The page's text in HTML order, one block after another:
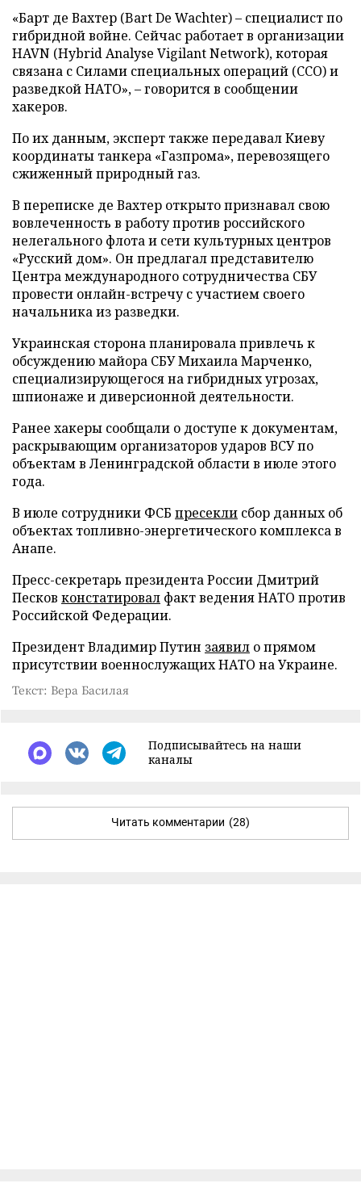
«Барт де Вахтер (Bart De Wachter) – специалист по
гибридной войне. Сейчас работает в организации
HAVN (Hybrid Analyse Vigilant Network), которая
связана с Силами специальных операций (ССО) и
разведкой НАТО», – говорится в сообщении
хакеров.
По их данным, эксперт также передавал Киеву
координаты танкера «Газпрома», перевозящего
сжиженный природный газ.
В переписке де Вахтер открыто признавал свою
вовлеченность в работу против российского
нелегального флота и сети культурных центров
«Русский дом». Он предлагал представителю
Центра международного сотрудничества СБУ
провести онлайн-встречу с участием своего
начальника из разведки.
Украинская сторона планировала привлечь к
обсуждению майора СБУ Михаила Марченко,
специализирующегося на гибридных угрозах,
шпионаже и диверсионной деятельности.
Ранее хакеры сообщали о доступе к документам,
раскрывающим организаторов ударов ВСУ по
объектам в Ленинградской области в июле этого
года.
В июле сотрудники ФСБ пресекли сбор данных об
объектах топливно-энергетического комплекса в
Анапе.
Пресс-секретарь президента России Дмитрий
Песков констатировал факт ведения НАТО против
Российской Федерации.
Президент Владимир Путин заявил о прямом
присутствии военнослужащих НАТО на Украине.
Текст: Вера Басилая
Подписывайтесь на наши
каналы
Читать комментарии (28)